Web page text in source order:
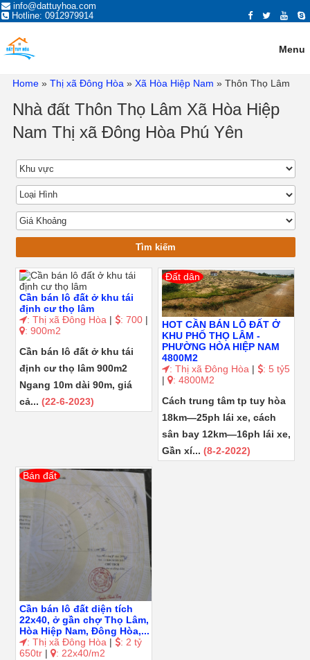
info@dattuyhoa.com
Hotline: 0912979914
ĐĂNG TIN MUA BÁN NHÀ ĐẤT,
PHÚ YÊN
Trang đăng tin mua bán nhà đất Tuy Hòa Phú Yên 2021 chính chủ, giá tốt,
vị trí đẹp, đường rộng. Mua bán nhà đất ở Tuy Hòa, Phú Yên có giấy tờ
sổ hồng đỏ, đất ven biển, hướng đông, tây, nam, bắc...
Menu
Home» Thị xã Đông Hòa » Xã Hòa Hiệp Nam » Thôn Thọ Lâm
Nhà đất Thôn Thọ Lâm Xã Hòa Hiệp
Nam Thị xã Đông Hòa Phú Yên
Cần bán lô đất ở khu tái
định cư thọ lâm
: Thị xã Đông Hòa | : 700 |
: 900m2
Cần bán lô đất ở khu tái
định cư thọ lâm 900m2
Ngang 10m dài 90m, giá
cả...(22-6-2023)
Đất dân
HOT CẦN BÁN LÔ ĐẤT Ở
KHU PHỐ THỌ LÂM -
PHƯỜNG HÒA HIỆP NAM
4800M2
: Thị xã Đông Hòa |
: 5 tỷ5
| : 4800M2
Cách trung tâm tp tuy hòa
18km—25ph lái xe, cách
sân bay 12km—16ph lái xe,
Gần xí...(8-2-2022)
Bán đất
Cần bán lô đất diện tích
22x40, ở gần chợ Thọ Lâm,
Hòa Hiệp Nam, Đông Hòa,...
: Thị xã Đông Hòa |
: 2 tỷ
650tr | : 22x40/m2